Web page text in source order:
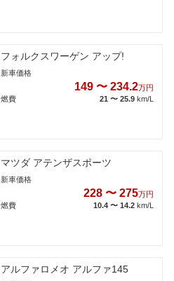
フォルクスワーゲン アップ!
新車価格
149 〜 234.2万円
燃費
21 〜 25.9 km/L
マツダ アテンザスポーツ
新車価格
228 〜 275万円
燃費
10.4 〜 14.2 km/L
アルファロメオ アルファ145